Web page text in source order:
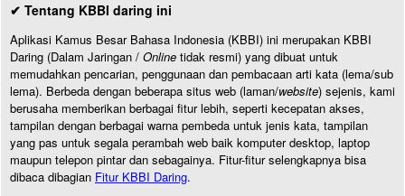
✔ Tentang KBBI daring ini
Aplikasi Kamus Besar Bahasa Indonesia (KBBI) ini merupakan KBBI
Daring (Dalam Jaringan / Online tidak resmi) yang dibuat untuk
memudahkan pencarian, penggunaan dan pembacaan arti kata (lema/sub
lema). Berbeda dengan beberapa situs web (laman/website) sejenis, kami
berusaha memberikan berbagai fitur lebih, seperti kecepatan akses,
tampilan dengan berbagai warna pembeda untuk jenis kata, tampilan
yang pas untuk segala perambah web baik komputer desktop, laptop
maupun telepon pintar dan sebagainya. Fitur-fitur selengkapnya bisa
dibaca dibagian Fitur KBBI Daring.